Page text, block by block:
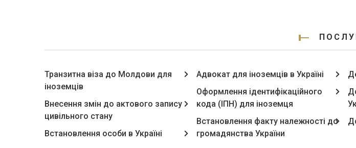
Транзитна віза до Молдови для
іноземців
Внесення змін до актового запису
цивільного стану
Встановлення особи в Україні
Адвокат для іноземців в Україні
Оформлення ідентифікаційного
кода (ІПН) для іноземця
Встановлення факту належності до
громадянства України